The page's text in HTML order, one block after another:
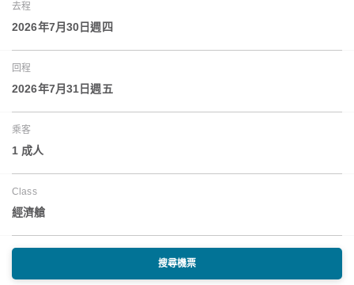
去程
2026年7月30日週四
回程
2026年7月31日週五
乘客
1 成人
Class
經濟艙
搜尋機票